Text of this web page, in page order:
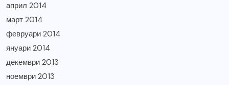
април 2014
март 2014
февруари 2014
януари 2014
декември 2013
ноември 2013